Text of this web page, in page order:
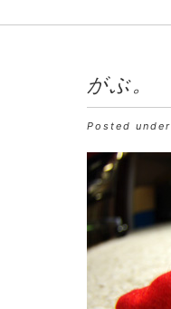
がぶ。
Posted under